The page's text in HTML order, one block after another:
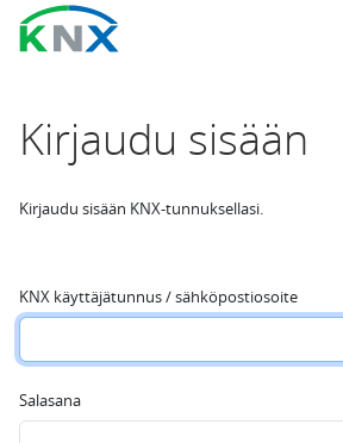
Kirjaudu sisään
Kirjaudu sisään KNX-tunnuksellasi.
KNX käyttäjätunnus / sähköpostiosoite
Salasana